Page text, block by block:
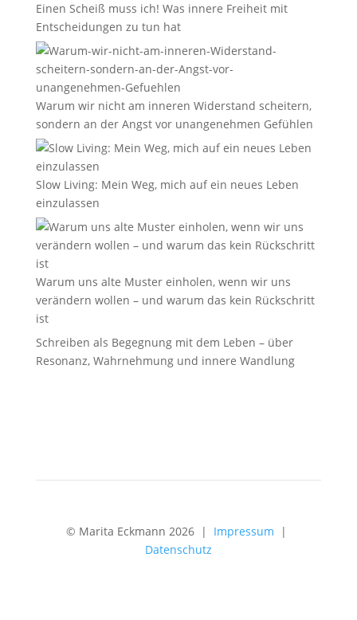
Einen Scheiß muss ich! Was innere Freiheit mit
Entscheidungen zu tun hat
Warum wir nicht am inneren Widerstand scheitern,
sondern an der Angst vor unangenehmen Gefühlen
Slow Living: Mein Weg, mich auf ein neues Leben
einzulassen
Warum uns alte Muster einholen, wenn wir uns
verändern wollen – und warum das kein Rückschritt
ist
Schreiben als Begegnung mit dem Leben – über
Resonanz, Wahrnehmung und innere Wandlung
© Marita Eckmann 2026 | Impressum |
Datenschutz